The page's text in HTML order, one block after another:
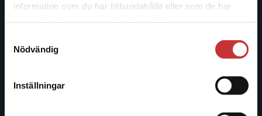
information som du har tillhandahållit eller som de har
Nödvändig
Inställningar
Det verkar som att du besöker
studentlitteratur.se via en enhet utanför Sverige.
Vi erbjuder inte leveranser utanför Sverige. För
att kunna slutföra ett köp måste
Studentlitteratur grundades 1963 och är idag Sveriges
ledande utbildningsförlag. Med läromedel, kurslitteratur,
informationstjänster i utbudet, finns Studentlitteratur med